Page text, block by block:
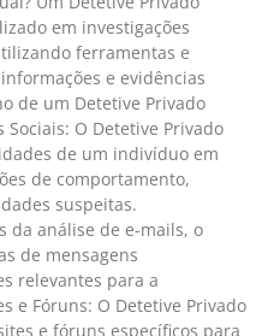
em investigações
ferramentas e
e evidências
de um Detetive Privado
O Detetive Privado
de um indivíduo em
de comportamento,
suspeitas.
da análise de e-mails, o
de mensagens
relevantes para a
e Fóruns: O Detetive Privado
e fóruns específicos para